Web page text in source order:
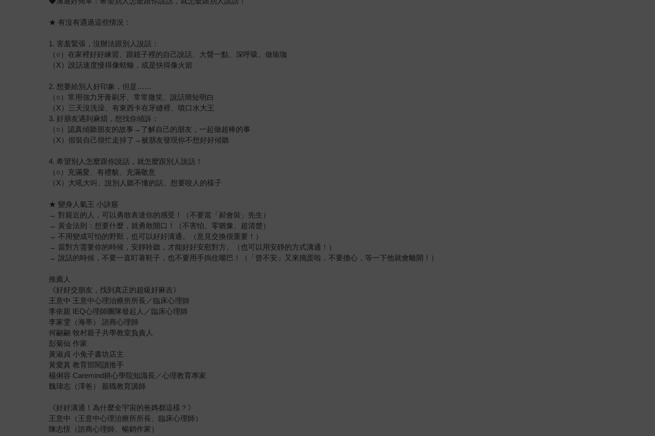
★ 有沒有遇過這些情況：
1. 害羞緊張，沒辦法跟別人說話：
（○）在家裡好好練習、跟鏡子裡的自己說話、大聲一點、深呼吸、做瑜珈
（Χ）說話速度慢得像蛞蝓，或是快得像火箭
2. 想要給別人好印象，但是……
（○）常用強力牙膏刷牙、常常微笑、說話簡短明白
（Χ）三天沒洗澡、有東西卡在牙縫裡、噴口水大王
3. 好朋友遇到麻煩，想找你傾訴：
（○）認真傾聽朋友的故事→了解自己的朋友，一起做超棒的事
（Χ）假裝自己很忙走掉了→被朋友發現你不想好好傾聽
4. 希望別人怎麼跟你說話，就怎麼跟別人說話！
（○）充滿愛、有禮貌、充滿敬意
（Χ）大吼大叫、說別人聽不懂的話、想要咬人的樣子
★ 變身人氣王 小訣竅
→ 對親近的人，可以勇敢表達你的感受！（不要當「郝會裝」先生）
→ 黃金法則：想要什麼，就勇敢開口！（不害怕、零猶豫、超清楚）
→ 不用變成可怕的野獸，也可以好好溝通。（意見交換很重要！）
→ 當對方需要你的時候，安靜聆聽，才能好好安慰對方。（也可以用安靜的方式溝通！）
→ 說話的時候，不要一直盯著鞋子，也不要用手摀住嘴巴！（「曾不安」又來搗蛋啦，不要擔心，等一下他就會離開！）
推薦人
《好好交朋友，找到真正的超級好麻吉》
王意中 王意中心理治療所所長／臨床心理師
李依親 IEQ心理師團隊發起人／臨床心理師
李家雯（海蒂） 諮商心理師
何翩翩 牧村親子共學教室負責人
彭菊仙 作家
黃淑貞 小兔子書坊店主
黃愛真 教育部閱讀推手
楊俐容 Caremind耕心學院知識長／心理教育專家
魏瑋志（澤爸） 親職教育講師
《好好溝通！為什麼全宇宙的爸媽都這樣？》
王意中（王意中心理治療所所長、臨床心理師）
陳志恆（諮商心理師、暢銷作家）